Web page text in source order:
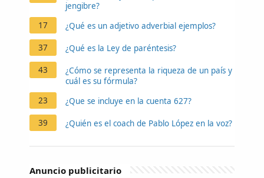
jengibre?
17
¿Qué es un adjetivo adverbial ejemplos?
37 ¿Qué es la Ley de paréntesis?
43
¿Cómo se representa la riqueza de un país y
cuál es su fórmula?
23
¿Que se incluye en la cuenta 627?
39 ¿Quién es el coach de Pablo López en la voz?
Anuncio publicitario